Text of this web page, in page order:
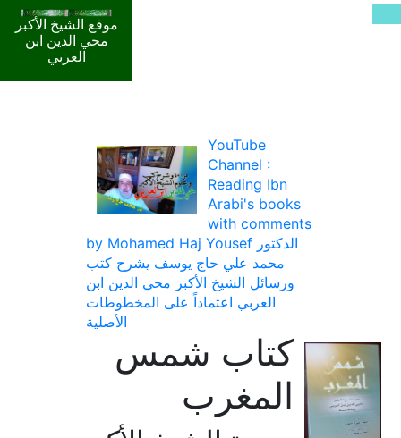
موقع الشيخ الأكبر
محي الدين ابن
العربي
YouTube
Channel :
Reading Ibn
Arabi's books
with comments
by Mohamed Haj Yousef الدكتور
محمد علي حاج يوسف يشرح كتب
ورسائل الشيخ الأكبر محي الدين ابن
العربي اعتماداً على المخطوطات
الأصلية
كتاب شمس
المغرب